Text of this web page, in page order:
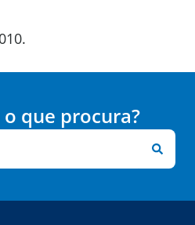
que procura?